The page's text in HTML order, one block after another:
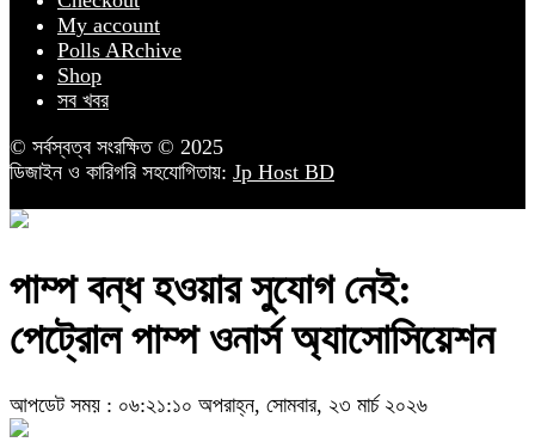
My account
Polls ARchive
Shop
সব খবর
© সর্বস্বত্ব সংরক্ষিত © 2025
ডিজাইন ও কারিগরি সহযোগিতায়: Jp Host BD
পাম্প বন্ধ হওয়ার সুযোগ নেই:
পেট্রোল পাম্প ওনার্স অ্যাসোসিয়েশন
আপডেট সময় : ০৬:২১:১০ অপরাহ্ন, সোমবার, ২৩ মার্চ ২০২৬